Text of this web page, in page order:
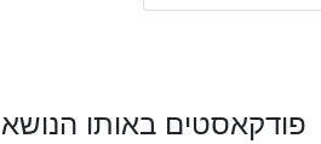
פודקאסטים באותו הנושא